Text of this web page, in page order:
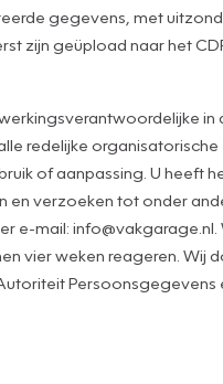
gegevens, met
zijn geüpload naar het
in
redelijke organisatorische
of aanpassing. U heeft
en verzoeken tot onder
e-mail:
vier weken reageren. Wij